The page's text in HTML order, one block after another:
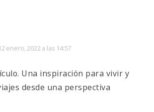
enero, 2022 a las 14:57
Una inspiración para vivir y
desde una perspectiva